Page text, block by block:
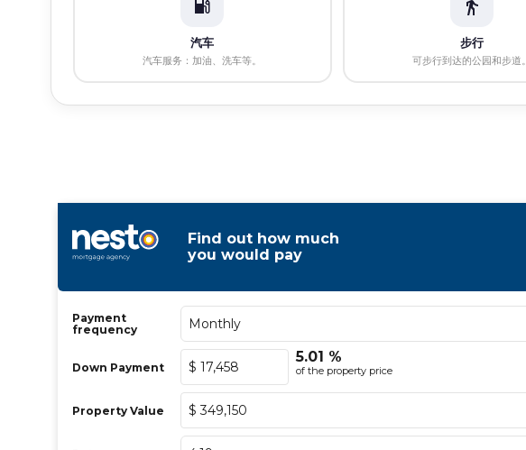
汽车
汽车服务：加油、洗车等。
步行
可步行到达的公园和步道。